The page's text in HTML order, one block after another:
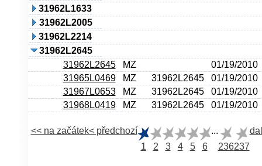
31962L1633
31962L2005
31962L2214
31962L2645
31962L2645
MZ
01/19/2010
31965L0469
MZ 31962L2645
01/19/2010
31967L0653
MZ 31962L2645
01/19/2010
31968L0419
MZ 31962L2645 01/19/2010
<< na začátek< předchozí
1
2 3 4 5 6
...
236237